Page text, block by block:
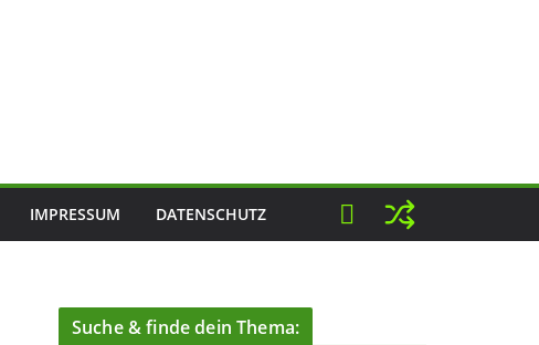
IMPRESSUM DATENSCHUTZ
Suche & finde dein Thema: